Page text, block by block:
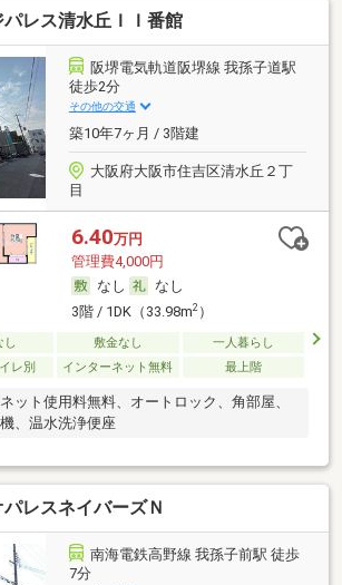
パレス清水丘ＩＩ番館
阪堺電気軌道阪堺線 我孫子道駅
徒歩2分
その他の交通
築10年7ヶ月 / 3階建
大阪府大阪市住吉区清水丘２丁
目
6.40万円
管理費4,000円
なし
なし
3階 / 1DK（33.98m2）
し 敷金なし
一人暮らし
レ別
インターネット無料 最上階
ット使用料無料、オートロック、角部屋、
、温水洗浄便座
パレスネイバーズＮ
南海電鉄高野線 我孫子前駅 徒歩
7分